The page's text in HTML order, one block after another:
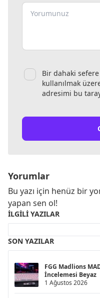
Bir dahaki
kullanılmak
adresimi bu
Yorumlar
Bu yazı için henüz bir
yapan sen ol!
İLGILI YAZILAR
SON YAZILAR
FGG Madlions
İncelemesi Beyaz
1 Ağustos 2026